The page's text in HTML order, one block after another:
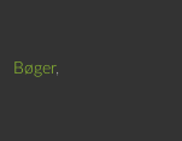
Bøger,